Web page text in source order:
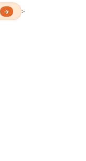
→ >